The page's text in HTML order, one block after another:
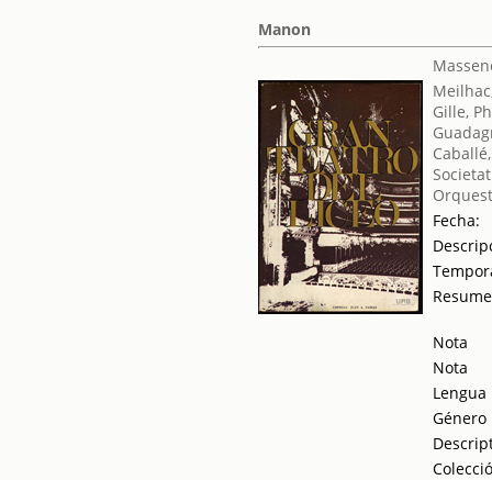
Manon
Gille,
Fecha:
Nota
Nota
Lengua
Género